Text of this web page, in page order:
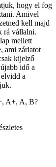
hogy el fog
Amivel
kell majd
rá vállalni.
mellett
ami zárlatot
kijelző
idő a
a
A+, A, B?